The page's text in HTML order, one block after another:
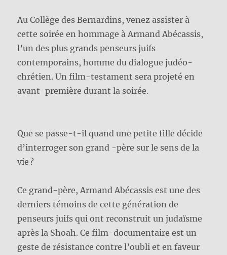
Au Collège des Bernardins, venez assister à
cette soirée en hommage à Armand Abécassis,
l’un des plus grands penseurs juifs
contemporains, homme du dialogue judéo-
chrétien. Un film-testament sera projeté en
avant-première durant la soirée.
Que se passe-t-il quand une petite fille décide
d’interroger son grand -père sur le sens de la
vie ?
Ce grand-père, Armand Abécassis est une des
derniers témoins de cette génération de
penseurs juifs qui ont reconstruit un judaïsme
après la Shoah. Ce film-documentaire est un
geste de résistance contre l’oubli et en faveur